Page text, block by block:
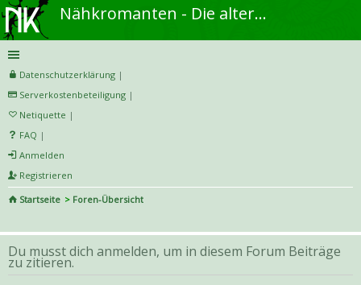
Nähkromanten - Die alternative Näh- und DIY-Community
Datenschutzerklärung |
Serverkostenbeteiligung |
Netiquette |
FAQ |
Anmelden
Registrieren
Startseite
Foren-Übersicht
uc
he
Du musst dich anmelden, um in diesem Forum Beiträge
zu zitieren.